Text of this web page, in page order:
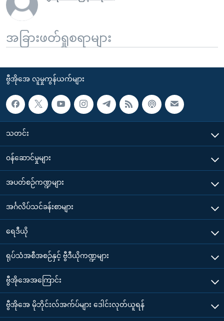
အခြားဖတ်ရှုစရာများ
ဗွီအိုအေ လူမှုကွန်ယက်များ
သတင်း
၀န်ဆောင်မှုများ
အပတ်စဉ်ကဏ္ဍများ
အင်္ဂလိပ်သင်ခန်းစာများ
ရေဒီယို
ရုပ်သံအစီအစဉ်နှင့် ဗွီဒီယိုကဏ္ဍများ
ဗွီအိုအေအကြောင်း
ဗွီအိုအေ မိုဘိုင်းလ်အက်ပ်များ ဒေါင်းလုတ်ယူရန်